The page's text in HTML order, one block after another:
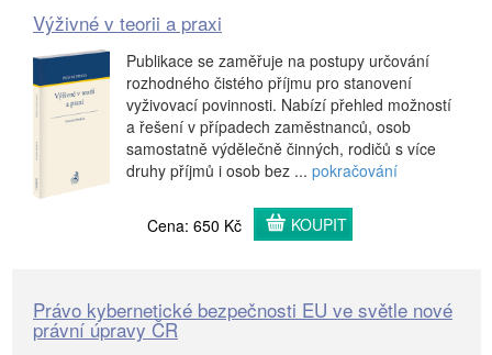
Výživné v teorii a praxi
Publikace se zaměřuje na postupy určování
rozhodného čistého příjmu pro stanovení
vyživovací povinnosti. Nabízí přehled možností
a řešení v případech zaměstnanců, osob
samostatně výdělečně činných, rodičů s více
druhy příjmů i osob bez ... pokračování
Cena: 650 Kč KOUPIT
Právo kybernetické bezpečnosti EU ve světle nové
právní úpravy ČR